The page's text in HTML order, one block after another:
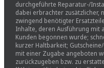
durchgeführte Reparatur-/
dabei erbrachter zusätzlicher,
zwingend benötigter
Inhalte, deren Ausführung mit
Kunden begonnen wurde;
kurzer Haltbarkeit;
mit einer Zugabe angeboten
zurückzugeben bzw. zu